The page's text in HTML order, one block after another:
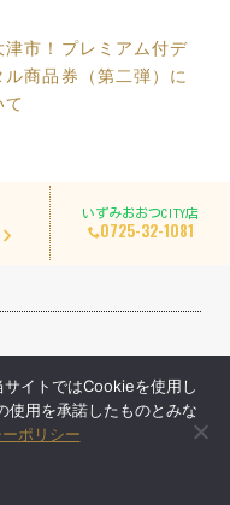
津市！プレミアム付デ
ル商品券（第二弾）に
て
いずみおおつCITY店
0725-32-1081
Ltd.
イトではCookieを使用し
使用を承諾したものとみな
ポリシー